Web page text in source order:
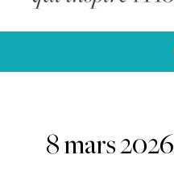
8 mars 2026